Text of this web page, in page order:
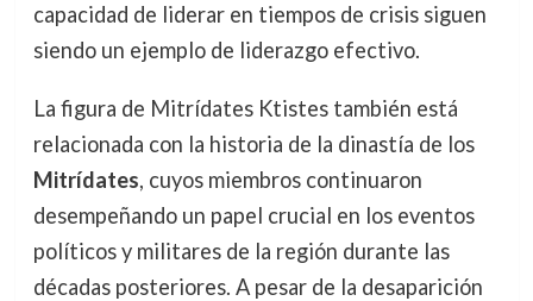
capacidad de liderar en tiempos de crisis siguen
siendo un ejemplo de liderazgo efectivo.
La figura de Mitrídates Ktistes también está
relacionada con la historia de la dinastía de los
Mitrídates, cuyos miembros continuaron
desempeñando un papel crucial en los eventos
políticos y militares de la región durante las
décadas posteriores. A pesar de la desaparición